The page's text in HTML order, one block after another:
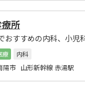
所
おすすめの内科、小児
療
内科
陽市 山形新幹線 赤湯駅